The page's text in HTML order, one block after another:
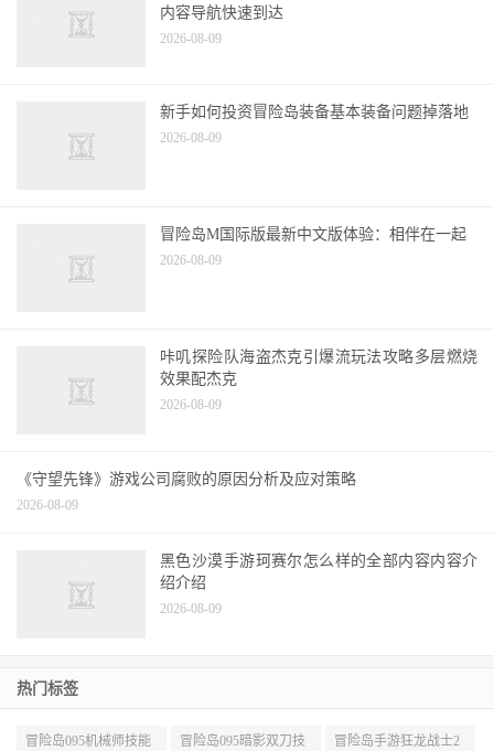
内容导航快速到达
2026-08-09
新手如何投资冒险岛装备基本装备问题掉落地
2026-08-09
冒险岛M国际版最新中文版体验：相伴在一起
2026-08-09
咔叽探险队海盗杰克引爆流玩法攻略多层燃烧
效果配杰克
2026-08-09
《守望先锋》游戏公司腐败的原因分析及应对策略
2026-08-09
黑色沙漠手游珂赛尔怎么样的全部内容内容介
绍介绍
2026-08-09
热门标签
冒险岛095机械师技能 冒险岛095暗影双刀技 冒险岛手游狂龙战士2